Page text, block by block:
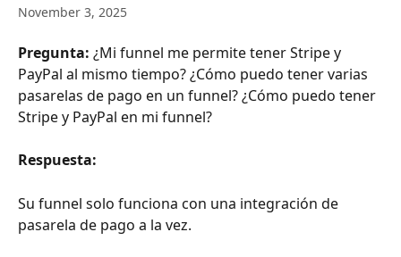
November 3, 2025
Pregunta: ¿Mi funnel me permite tener Stripe y
PayPal al mismo tiempo? ¿Cómo puedo tener varias
pasarelas de pago en un funnel? ¿Cómo puedo tener
Stripe y PayPal en mi funnel?
Respuesta:
Su funnel solo funciona con una integración de
pasarela de pago a la vez.